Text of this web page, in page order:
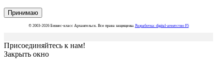
Принимаю
© 2003-2026 Бизнес-класс Архангельск. Все права защищены. Разработка: digital-агентство F5
Присоединяйтесь к нам!
Закрыть окно